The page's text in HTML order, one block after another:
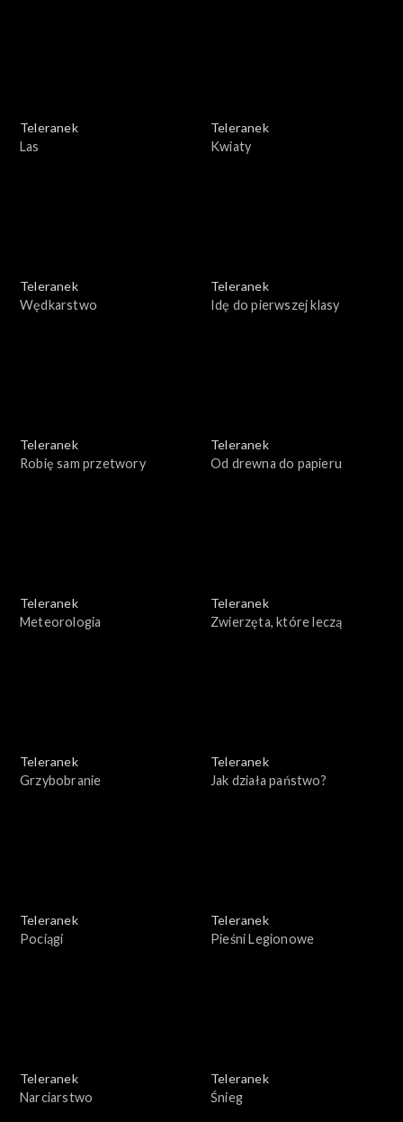
Teleranek
Las
Teleranek
Kwiaty
Teleranek
Wędkarstwo
Teleranek
Idę do pierwszej klasy
Teleranek
Robię sam przetwory
Teleranek
Od drewna do papieru
Teleranek
Meteorologia
Teleranek
Zwierzęta, które leczą
Teleranek
Grzybobranie
Teleranek
Jak działa państwo?
Teleranek
Pociągi
Teleranek
Pieśni Legionowe
Teleranek
Narciarstwo
Teleranek
Śnieg